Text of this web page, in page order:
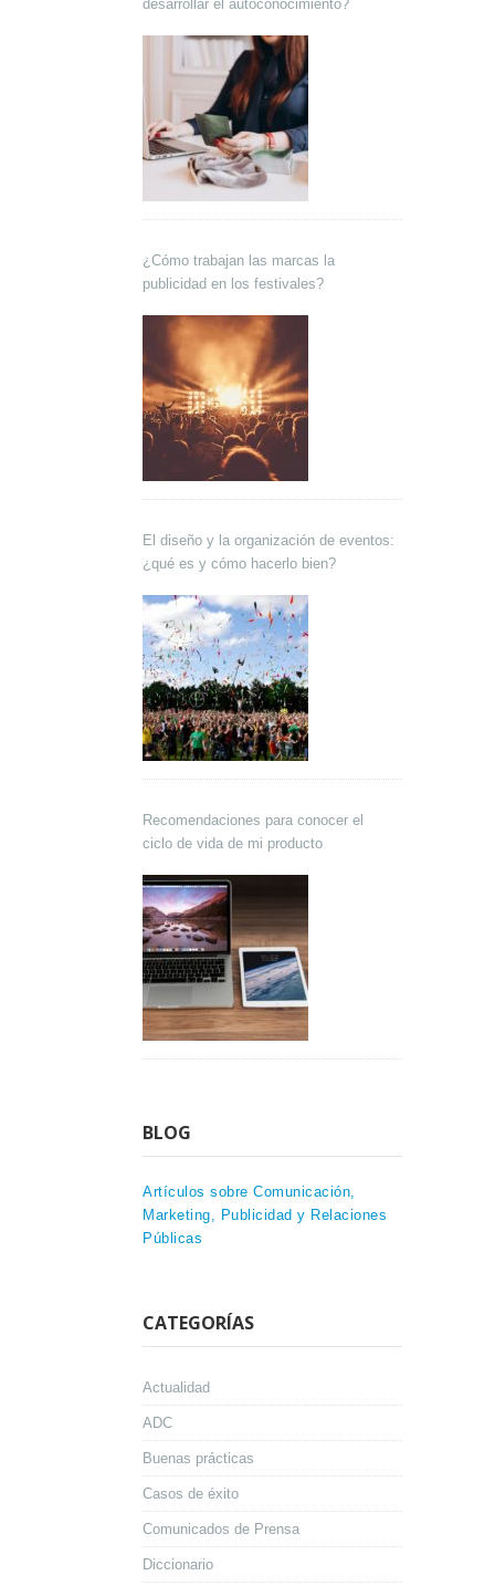
desarrollar el autoconocimiento?
¿Cómo trabajan las marcas la
publicidad en los festivales?
El diseño y la organización de eventos:
¿qué es y cómo hacerlo bien?
Recomendaciones para conocer el
ciclo de vida de mi producto
BLOG
Artículos sobre Comunicación,
Marketing, Publicidad y Relaciones
Públicas
CATEGORÍAS
Actualidad
ADC
Buenas prácticas
Casos de éxito
Comunicados de Prensa
Diccionario